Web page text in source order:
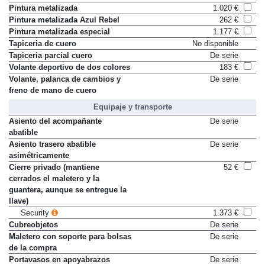
Inserciones de madera
235 €
Pintura metalizada
1.020 €
Pintura metalizada Azul Rebel
262 €
Pintura metalizada especial
1.177 €
Tapiceria de cuero
No disponible
Tapiceria parcial cuero
De serie
Volante deportivo de dos colores
183 €
Volante, palanca de cambios y
Equipaje y transporte
Asiento del acompañante
abatible
Asiento trasero abatible
asimétricamente
Cierre privado (mantiene
cerrados el maletero y la
guantera, aunque se entregue la
llave)
Security
1.373 €
Cubreobjetos
De serie
Maletero con soporte para bolsas
de la compra